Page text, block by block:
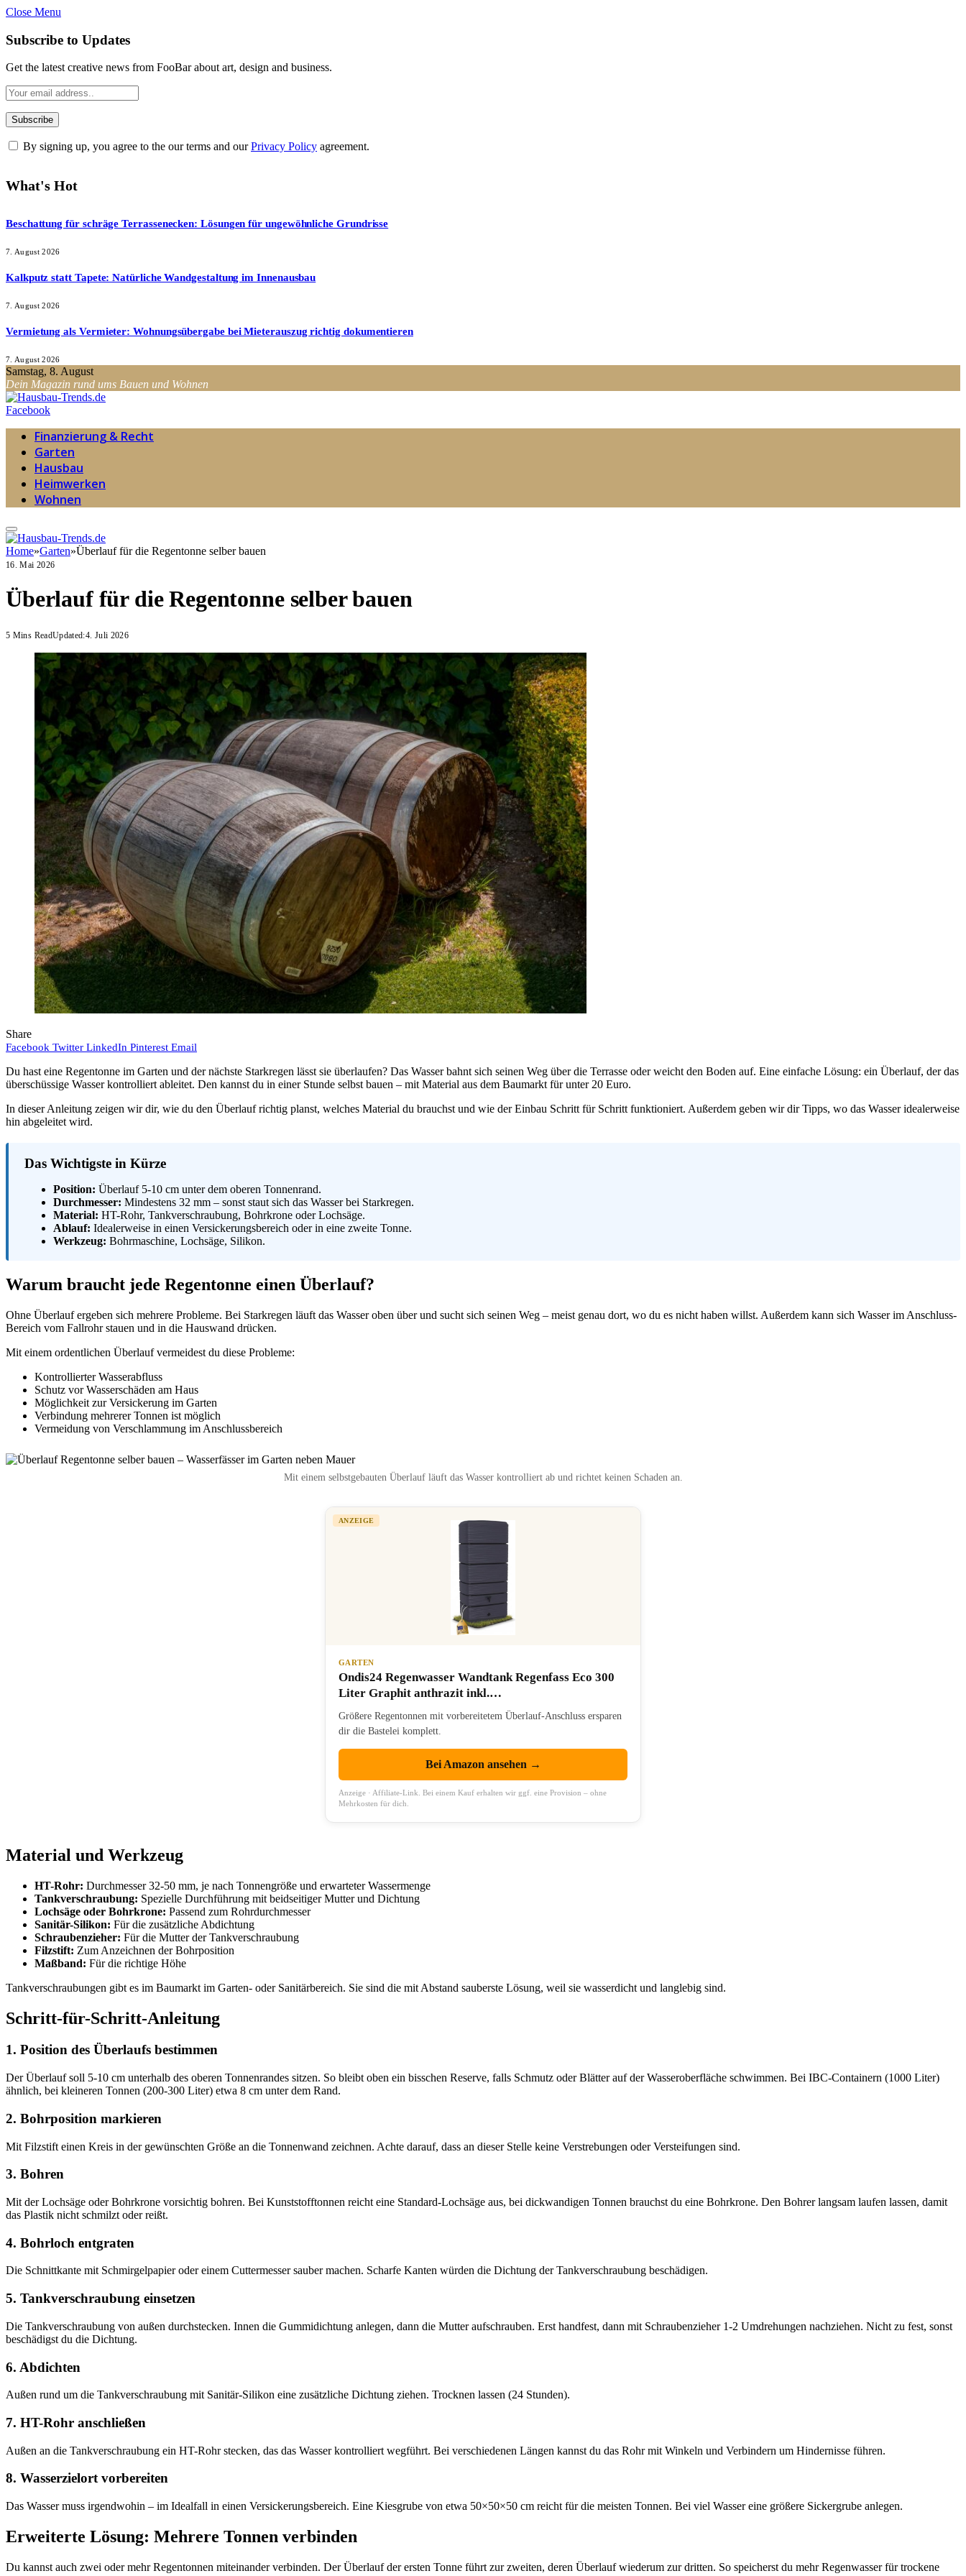
Close Menu
Subscribe to Updates
Get the latest creative news from FooBar about art, design and business.
By signing up, you agree to the our terms and ourPrivacy Policy agreement.
What's Hot
Beschattung für schräge Terrassenecken: Lösungen für ungewöhnliche Grundrisse
7. August 2026
Kalkputz statt Tapete: Natürliche Wandgestaltung im Innenausbau
7. August 2026
Vermietung als Vermieter: Wohnungsübergabe bei Mieterauszug richtig dokumentieren
7. August 2026
Samstag, 8. August
Dein Magazin rund ums Bauen und Wohnen
Facebook
Finanzierung & Recht
Garten
Hausbau
Heimwerken
Wohnen
Home»Garten»Überlauf für die Regentonne selber bauen
16. Mai 2026
Überlauf für die Regentonne selber bauen
5 Mins ReadUpdated:4. Juli 2026
Share
Facebook Twitter LinkedIn Pinterest Email
Du hast eine Regentonne im Garten und der nächste Starkregen lässt sie überlaufen? Das Wasser bahnt sich seinen Weg über die Terrasse oder weicht den Boden auf. Eine einfache Lösung: ein Überlauf, der das
überschüssige Wasser kontrolliert ableitet. Den kannst du in einer Stunde selbst bauen – mit Material aus dem Baumarkt für unter 20 Euro.
In dieser Anleitung zeigen wir dir, wie du den Überlauf richtig planst, welches Material du brauchst und wie der Einbau Schritt für Schritt funktioniert. Außerdem geben wir dir Tipps, wo das Wasser idealerweise
hin abgeleitet wird.
Das Wichtigste in Kürze
Position: Überlauf 5-10 cm unter dem oberen Tonnenrand.
Durchmesser: Mindestens 32 mm – sonst staut sich das Wasser bei Starkregen.
Material: HT-Rohr, Tankverschraubung, Bohrkrone oder Lochsäge.
Ablauf: Idealerweise in einen Versickerungsbereich oder in eine zweite Tonne.
Werkzeug: Bohrmaschine, Lochsäge, Silikon.
Warum braucht jede Regentonne einen Überlauf?
Ohne Überlauf ergeben sich mehrere Probleme. Bei Starkregen läuft das Wasser oben über und sucht sich seinen Weg – meist genau dort, wo du es nicht haben willst. Außerdem kann sich Wasser im Anschluss-
Bereich vom Fallrohr stauen und in die Hauswand drücken.
Mit einem ordentlichen Überlauf vermeidest du diese Probleme:
Kontrollierter Wasserabfluss
Schutz vor Wasserschäden am Haus
Möglichkeit zur Versickerung im Garten
Verbindung mehrerer Tonnen ist möglich
Vermeidung von Verschlammung im Anschlussbereich
Mit einem selbstgebauten Überlauf läuft das Wasser kontrolliert ab und richtet keinen Schaden an.
ANZEIGE
GARTEN
Ondis24 Regenwasser Wandtank Regenfass Eco 300
Liter Graphit anthrazit inkl.…
Größere Regentonnen mit vorbereitetem Überlauf-Anschluss ersparen
dir die Bastelei komplett.
Bei Amazon ansehen →
Anzeige · Affiliate-Link. Bei einem Kauf erhalten wir ggf. eine Provision – ohne
Mehrkosten für dich.
Material und Werkzeug
HT-Rohr: Durchmesser 32-50 mm, je nach Tonnengröße und erwarteter Wassermenge
Tankverschraubung: Spezielle Durchführung mit beidseitiger Mutter und Dichtung
Lochsäge oder Bohrkrone: Passend zum Rohrdurchmesser
Sanitär-Silikon: Für die zusätzliche Abdichtung
Schraubenzieher: Für die Mutter der Tankverschraubung
Filzstift: Zum Anzeichnen der Bohrposition
Maßband: Für die richtige Höhe
Tankverschraubungen gibt es im Baumarkt im Garten- oder Sanitärbereich. Sie sind die mit Abstand sauberste Lösung, weil sie wasserdicht und langlebig sind.
Schritt-für-Schritt-Anleitung
1. Position des Überlaufs bestimmen
Der Überlauf soll 5-10 cm unterhalb des oberen Tonnenrandes sitzen. So bleibt oben ein bisschen Reserve, falls Schmutz oder Blätter auf der Wasseroberfläche schwimmen. Bei IBC-Containern (1000 Liter)
ähnlich, bei kleineren Tonnen (200-300 Liter) etwa 8 cm unter dem Rand.
2. Bohrposition markieren
Mit Filzstift einen Kreis in der gewünschten Größe an die Tonnenwand zeichnen. Achte darauf, dass an dieser Stelle keine Verstrebungen oder Versteifungen sind.
3. Bohren
Mit der Lochsäge oder Bohrkrone vorsichtig bohren. Bei Kunststofftonnen reicht eine Standard-Lochsäge aus, bei dickwandigen Tonnen brauchst du eine Bohrkrone. Den Bohrer langsam laufen lassen, damit
das Plastik nicht schmilzt oder reißt.
4. Bohrloch entgraten
Die Schnittkante mit Schmirgelpapier oder einem Cuttermesser sauber machen. Scharfe Kanten würden die Dichtung der Tankverschraubung beschädigen.
5. Tankverschraubung einsetzen
Die Tankverschraubung von außen durchstecken. Innen die Gummidichtung anlegen, dann die Mutter aufschrauben. Erst handfest, dann mit Schraubenzieher 1-2 Umdrehungen nachziehen. Nicht zu fest, sonst
beschädigst du die Dichtung.
6. Abdichten
Außen rund um die Tankverschraubung mit Sanitär-Silikon eine zusätzliche Dichtung ziehen. Trocknen lassen (24 Stunden).
7. HT-Rohr anschließen
Außen an die Tankverschraubung ein HT-Rohr stecken, das das Wasser kontrolliert wegführt. Bei verschiedenen Längen kannst du das Rohr mit Winkeln und Verbindern um Hindernisse führen.
8. Wasserzielort vorbereiten
Das Wasser muss irgendwohin – im Idealfall in einen Versickerungsbereich. Eine Kiesgrube von etwa 50×50×50 cm reicht für die meisten Tonnen. Bei viel Wasser eine größere Sickergrube anlegen.
Erweiterte Lösung: Mehrere Tonnen verbinden
Du kannst auch zwei oder mehr Regentonnen miteinander verbinden. Der Überlauf der ersten Tonne führt zur zweiten, deren Überlauf wiederum zur dritten. So speicherst du mehr Regenwasser für trockene